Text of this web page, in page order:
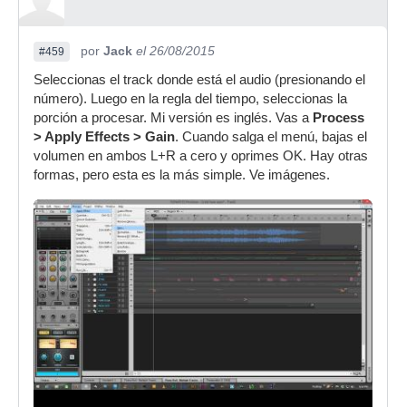
#459 por Jack el 26/08/2015
Seleccionas el track donde está el audio (presionando el
número). Luego en la regla del tiempo, seleccionas la
porción a procesar. Mi versión es inglés. Vas a Process
> Apply Effects > Gain. Cuando salga el menú, bajas el
volumen en ambos L+R a cero y oprimes OK. Hay otras
formas, pero esta es la más simple. Ve imágenes.